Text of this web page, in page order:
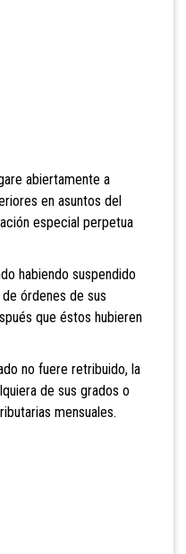
abiertamente a
en asuntos del
especial perpetua
habiendo suspendido
órdenes de sus
que éstos hubieren
no fuere retribuido, la
de sus grados o
mensuales.